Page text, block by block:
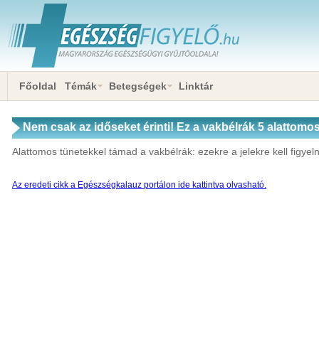
Főoldal Témák Betegségek Linktár
Nem csak az időseket érinti! Ez a vakbélrák 5
komolyan kell venni
Alattomos tünetekkel támad a vakbélrák: ezekre a jelekre kell
Az eredeti cikk a Egészségkalauz portálon ide kattintva olvasható.